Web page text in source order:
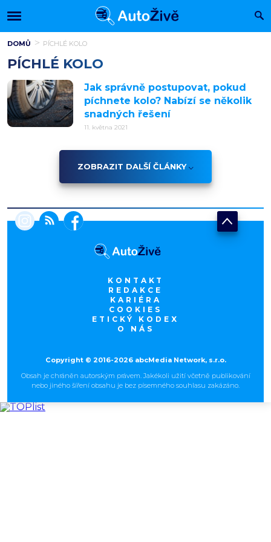
DOMŮ PÍCHLÉ KOLO
PÍCHLÉ KOLO
Jak správně postupovat, pokud
píchnete kolo? Nabízí se několik
snadných řešení
11. května 2021
ZOBRAZIT DALŠÍ ČLÁNKY
KONTAKT
REDAKCE
KARIÉRA
COOKIES
ETICKÝ KODEX
O NÁS
Copyright © 2016-2026 abcMedia Network, s.r.o.
Obsah je chráněn autorským právem. Jakékoli užití včetně publikování
nebo jiného šíření obsahu je bez písemného souhlasu zakázáno.